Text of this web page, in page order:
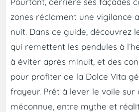
zones réclament une vigilance
nuit. Dans ce guide, découvrez
qui remettent les pendules à
à éviter après minuit, et des
pour profiter de la Dolce Vita
frayeur. Prêt à lever le voile sur
méconnue, entre mythe et